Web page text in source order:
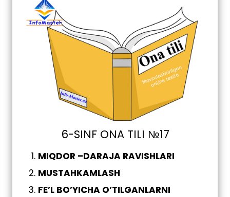
6-SINF ONA TILI №17
MIQDOR –DARAJA RAVISHLARI
MUSTAHKAMLASH
FE’L BO’YICHA O’TILGANLARNI